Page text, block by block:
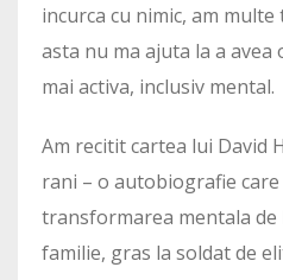
incurca cu nimic, am
asta nu ma ajuta la a avea
mai activa, inclusiv mental.
Am recitit cartea lui David
rani – o autobiografie care
transformarea mentala
familie, gras la soldat de